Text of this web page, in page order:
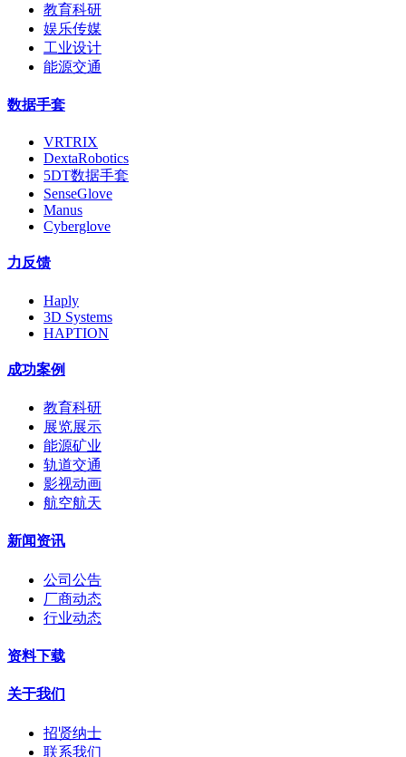
教育科研
娱乐传媒
工业设计
能源交通
数据手套
VRTRIX
DextaRobotics
5DT数据手套
SenseGlove
Manus
Cyberglove
力反馈
Haply
3D Systems
HAPTION
成功案例
教育科研
展览展示
能源矿业
轨道交通
影视动画
航空航天
新闻资讯
公司公告
厂商动态
行业动态
资料下载
关于我们
招贤纳士
联系我们